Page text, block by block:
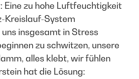
Eine zu hohe Luftfeuchtigkeit
Kreislauf-System
insgesamt in Stress
zu schwitzen, unsere
alles klebt, wir fühlen
hat die Lösung: